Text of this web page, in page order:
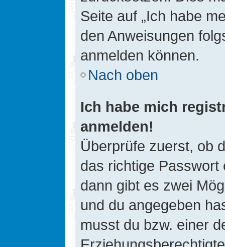
Seite auf „Ich habe
den Anweisungen
anmelden können.
Nach oben
Ich habe mich
anmelden!
Überprüfe zuerst, ob
das richtige Passwort
dann gibt es zwei
und du angegeben
musst du bzw. einer